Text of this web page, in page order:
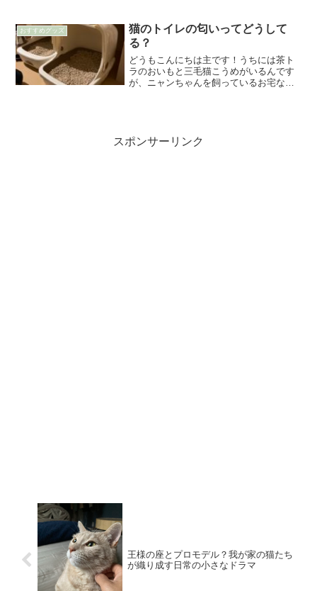
コウメちゃんは、ツンデレデレの猫ちゃ
ん。普段はちょっとしたワ...
おすすめグッズ
猫のトイレの匂いってどうして
る？
どうもこんにちは主です！うちには茶ト
ラのおいもと三毛猫こうめがいるんです
が、ニャンちゃんを飼っているお宅なら
スポンサーリンク
王様の座とプロモデル？我が家の猫たち
が織り成す日常の小さなドラマ